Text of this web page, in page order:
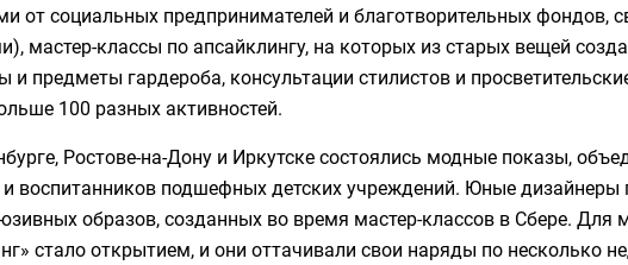
от социальных предпринимателей и благотворительных фондов,
мастер-классы по апсайклингу, на которых из старых вещей
и предметы гардероба, консультации стилистов и
100 разных активностей.
Ростове-на-Дону и Иркутске состоялись модные показы,
и воспитанников подшефных детских учреждений. Юные дизайнеры
образов, созданных во время мастер-классов в Сбере. Для
стало открытием, и они оттачивали свои наряды по несколько